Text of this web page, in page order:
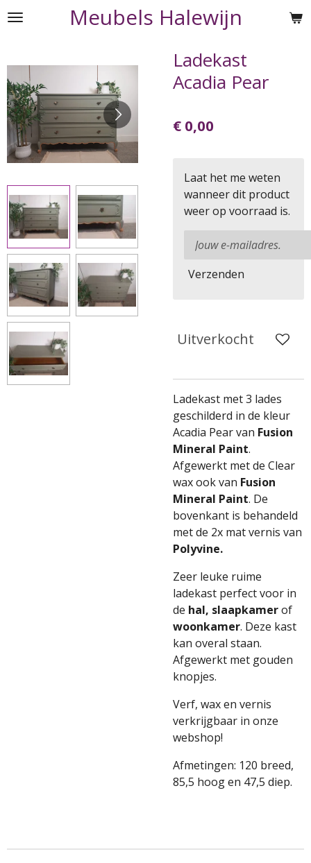
Ga
de
hoofdinhoud
Meubels Halewijn
Ladekast
Acadia Pear
€ 0,00
Laat het me weten
wanneer dit product
weer op voorraad is.
Verzenden
Uitverkocht
Ladekast met 3 lades
geschilderd in de kleur
Acadia Pear van Fusion
Mineral Paint.
Afgewerkt met de Clear
wax ook van Fusion
Mineral Paint. De
bovenkant is behandeld
met de 2x mat vernis van
Polyvine.
Zeer leuke ruime
ladekast perfect voor in
de hal, slaapkamerof
woonkamer. Deze kast
kan overal staan.
Afgewerkt met gouden
knopjes.
Verf, wax en vernis
verkrijgbaar in onze
webshop!
Afmetingen: 120 breed,
85,5 hoog en 47,5 diep.